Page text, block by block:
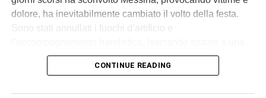
dolore, ha inevitabilmente cambiato il volto della festa.
Sono stati annullati i fuochi d’artificio e
celebrazione sobria, raccolta e carica di emozione.
Durante la processione, partita dalla Chiesa
CONTINUE READING